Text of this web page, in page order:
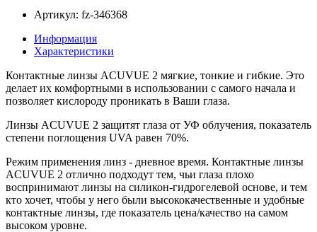
Артикул: fz-346368
Информация
Характеристики
Контактные линзы ACUVUE 2 мягкие, тонкие и гибкие. Это
делает их комфортными в использовании с самого начала и
позволяет кислороду проникать в Ваши глаза.
Линзы ACUVUE 2 защитят глаза от УФ облучения, показатель
степени поглощения UVA равен 70%.
Режим применения линз - дневное время. Контактные линзы
ACUVUE 2 отлично подходут тем, чьи глаза плохо
воспринимают линзы на силикон-гидрогелевой основе, и тем
кто хочет, чтобы у него были высококачественные и удобные
контактные линзы, где показатель цена/качество на самом
высоком уровне.